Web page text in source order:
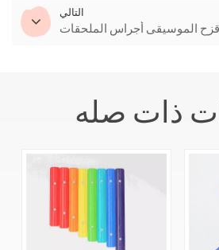
التالي
الموسيقى أجراس الملحقات
ذات صله